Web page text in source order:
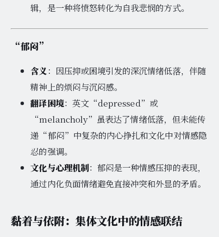
辑，是一种将愤怒转化为自我悲悯的方式。
“郁闷”
含义：因压抑或困境引发的深沉情绪低落，伴随
精神上的烦闷与沉闷感。
翻译困境：英文“depressed”或
“melancholy”虽表达了情绪低落，但未能传
递“郁闷”中复杂的内心挣扎和文化中对情感隐
忍的强调。
文化与心理机制：郁闷是一种情感压抑的表现，
通过内化负面情绪避免直接冲突和外显的矛盾。
黏着与依附：集体文化中的情感联结